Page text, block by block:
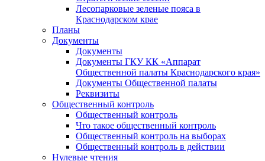
Лесопарковые зеленые пояса в
Краснодарском крае
Планы
Документы
Документы
Документы ГКУ КК «Аппарат
Общественной палаты Краснодарского края»
Документы Общественной палаты
Реквизиты
Общественный контроль
Общественный контроль
Что такое общественный контроль
Общественный контроль на выборах
Общественный контроль в действии
Нулевые чтения